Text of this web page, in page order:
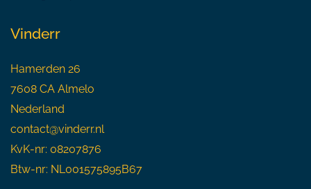
Vinderr
Hamerden 26
7608 CA Almelo
Nederland
contact@vinderr.nl
KvK-nr: 08207876
Btw-nr: NL001575895B67